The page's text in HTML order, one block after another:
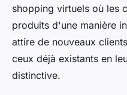
shopping virtuels où les
produits d'une manière
attire de nouveaux
ceux déjà existants en
distinctive.